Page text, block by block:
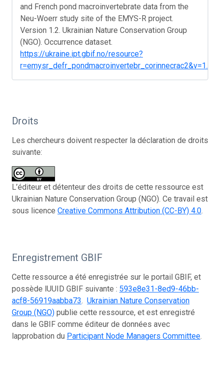
and French pond macroinvertebrate data from the
Neu-Woerr study site of the EMYS-R project.
Version 1.2. Ukrainian Nature Conservation Group
(NGO). Occurrence dataset.
https://ukraine.ipt.gbif.no/resource?
r=emysr_defr_pondmacroinvertebr_corinnecrac2&v=1.2
Droits
Les chercheurs doivent respecter la déclaration de droits
suivante:
L’éditeur et détenteur des droits de cette ressource est
Ukrainian Nature Conservation Group (NGO). Ce travail est
sous licence Creative Commons Attribution (CC-BY) 4.0.
Enregistrement GBIF
Cette ressource a été enregistrée sur le portail GBIF, et
possède lUUID GBIF suivante : 593e8e31-8ed9-46bb-
acf8-56919aabba73. Ukrainian Nature Conservation
Group (NGO) publie cette ressource, et est enregistré
dans le GBIF comme éditeur de données avec
lapprobation du Participant Node Managers Committee.